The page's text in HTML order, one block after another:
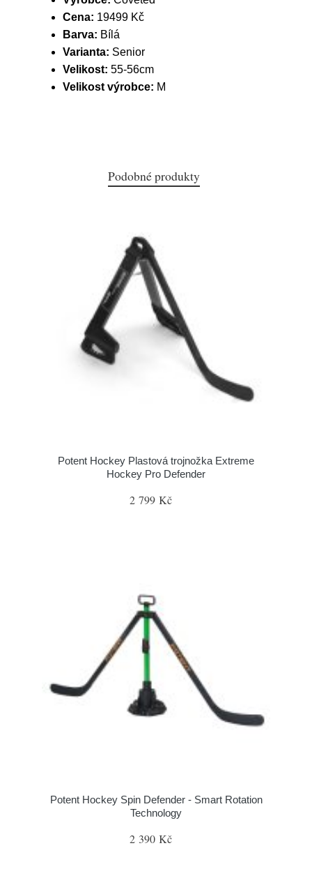
Cena: 19499 Kč
Barva: Bílá
Varianta: Senior
Velikost: 55-56cm
Velikost výrobce: M
Podobné produkty
Potent Hockey Plastová trojnožka Extreme
Hockey Pro Defender
2 799 Kč
Potent Hockey Spin Defender - Smart Rotation
Technology
2 390 Kč